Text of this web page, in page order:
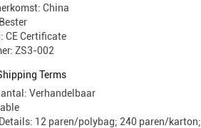
China
CE Certificate
ZS3-002
Terms
Verhandelbaar
12 paren/polybag; 240 paren/karton;